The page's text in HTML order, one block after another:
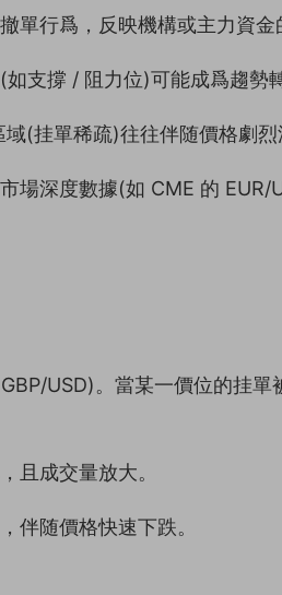
單行爲，反映機構或主力資金
支撐 / 阻力位)可能成爲趨勢
(挂單稀疏)往往伴随價格劇烈
場深度數據(如 CME 的
USD)。當某一價位的挂
且成交量放大。
伴随價格快速下跌。